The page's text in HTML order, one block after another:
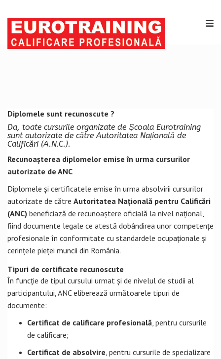
Diplomele sunt recunoscute ?
Da, toate cursurile organizate de Școala Eurotraining
sunt autorizate de către Autoritatea Națională de
Calificări (A.N.C.).
Recunoașterea diplomelor emise în urma cursurilor
autorizate de ANC
Diplomele și certificatele emise în urma absolvirii cursurilor
autorizate de către Autoritatea Națională pentru Calificări
(ANC) beneficiază de recunoaștere oficială la nivel național,
fiind documente legale ce atestă dobândirea unor competențe
profesionale în conformitate cu standardele ocupaționale și
cerințele pieței muncii din România.
Tipuri de certificate recunoscute
În funcție de tipul cursului urmat și de nivelul de studii al
participantului, ANC eliberează următoarele tipuri de
documente:
Certificat de calificare profesională, pentru cursurile
de calificare;
Certificat de absolvire, pentru cursurile de specializare